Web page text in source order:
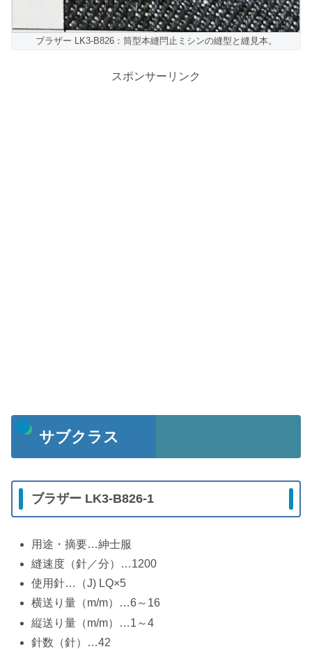
ブラザー LK3-B826：筒型本縫閂止ミシンの縫型と縫見本。
スポンサーリンク
サブクラス
ブラザー LK3-B826-1
用途・摘要…紳士服
縫速度（針／分）…1200
使用針…（J) LQ×5
横送り量（m/m）…6～16
縦送り量（m/m）…1～4
針数（針）…42